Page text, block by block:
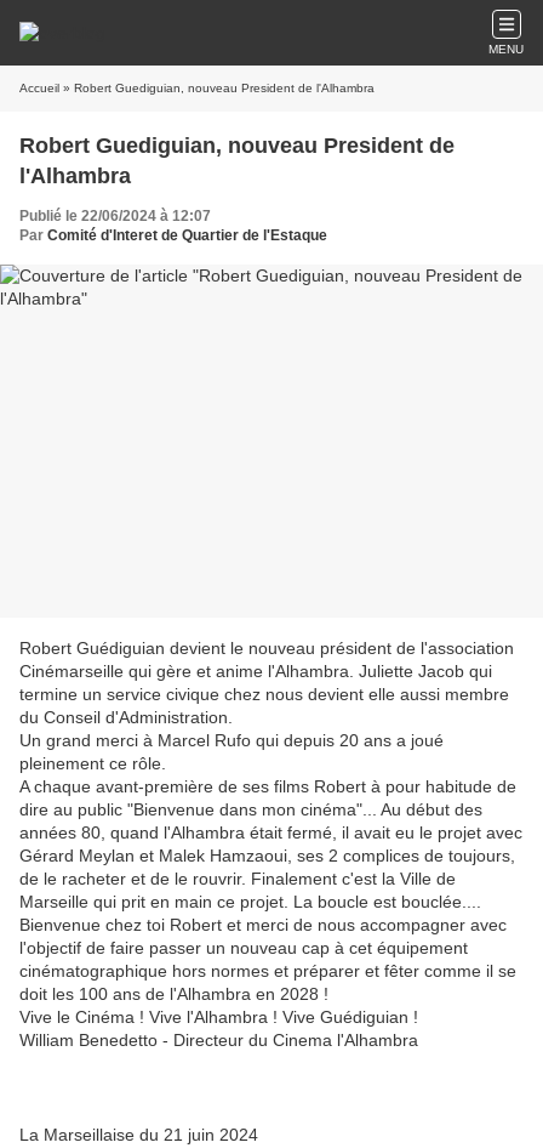
MENU
Accueil » Robert Guediguian, nouveau President de l'Alhambra
Robert Guediguian, nouveau President de
l'Alhambra
Publié le 22/06/2024 à 12:07
Par Comité d'Interet de Quartier de l'Estaque
Robert Guédiguian devient le nouveau président de l'association
Cinémarseille qui gère et anime l'Alhambra. Juliette Jacob qui
termine un service civique chez nous devient elle aussi membre
du Conseil d'Administration.
Un grand merci à Marcel Rufo qui depuis 20 ans a joué
pleinement ce rôle.
A chaque avant-première de ses films Robert à pour habitude de
dire au public "Bienvenue dans mon cinéma"... Au début des
années 80, quand l'Alhambra était fermé, il avait eu le projet avec
Gérard Meylan et Malek Hamzaoui, ses 2 complices de toujours,
de le racheter et de le rouvrir. Finalement c'est la Ville de
Marseille qui prit en main ce projet. La boucle est bouclée....
Bienvenue chez toi Robert et merci de nous accompagner avec
l'objectif de faire passer un nouveau cap à cet équipement
cinématographique hors normes et préparer et fêter comme il se
doit les 100 ans de l'Alhambra en 2028 !
Vive le Cinéma ! Vive l'Alhambra ! Vive Guédiguian !
William Benedetto - Directeur du Cinema l'Alhambra
La Marseillaise du 21 juin 2024